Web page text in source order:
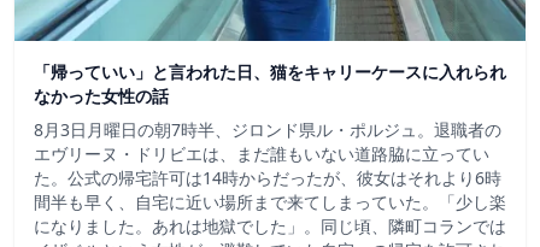
「帰っていい」と言われた日、猫をキャリーケースに入れられ
なかった女性の話
8月3日月曜日の朝7時半、ジロンド県ル・ポルジュ。退職者の
エヴリーヌ・ドリビエは、まだ誰もいない道路脇に立ってい
た。公式の帰宅許可は14時からだったが、彼女はそれより6時
間半も早く、自宅に近い場所まで来てしまっていた。「少し楽
になりました。あれは地獄でした」。同じ頃、隣町コランでは